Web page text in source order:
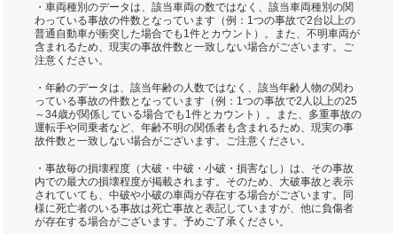
・車両種別のデータは、該当車両の数ではなく、該当車両種別の関
わっている事故の件数となっています（例：1つの事故で2台以上の
普通自動車が衝突した場合でも1件とカウント）。また、不明車両が
含まれるため、現実の事故件数と一致しない場合がございます。ご
注意ください。
・年齢のデータは、該当年齢の人数ではなく、該当年齢人物の関わ
っている事故の件数となっています（例：1つの事故で2人以上の25
～34歳が関係している場合でも1件とカウント）。また、多重事故の
運転手や同乗者など、年齢不明の関係者も含まれるため、現実の事
故件数と一致しない場合がございます。ご注意ください。
・事故毎の損壊程度（大破・中破・小破・損害なし）は、その事故
内での最大の損壊程度が掲載されます。そのため、大破事故と表示
されていても、中破や小破の車両が存在する場合がございます。同
様に死亡者のいる事故は死亡事故と表記していますが、他に負傷者
が存在する場合がございます。予めご了承ください。